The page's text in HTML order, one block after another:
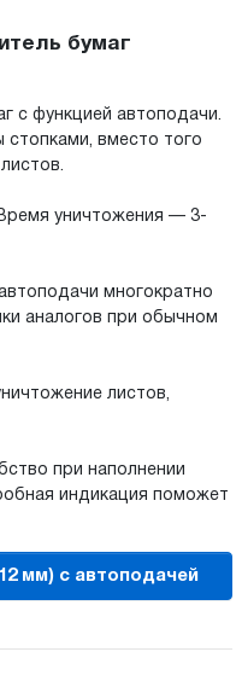
бумаг
с функцией автоподачи.
стопками, вместо того
уничтожения — 3-
многократно
аналогов при обычном
листов,
при наполнении
индикация поможет
мм) с автоподачей